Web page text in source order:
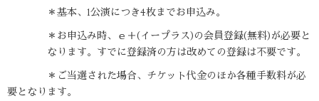
＊基本、1公演につき4枚までお申込み。
＊お申込み時、ｅ＋(イープラス)の会員登録(無料)が必要と
なります。すでに登録済の方は改めての登録は不要です。
＊ご当選された場合、チケット代金のほか各種手数料が必
要となります。